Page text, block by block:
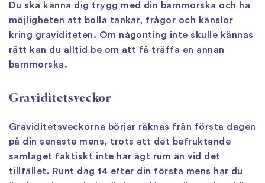
Du ska känna dig trygg med din barnmorska och ha
möjligheten att bolla tankar, frågor och känslor
kring graviditeten. Om någonting inte skulle kännas
rätt kan du alltid be om att få träffa en annan
barnmorska.
Graviditetsveckor
Graviditetsveckorna börjar räknas från första dagen
på din senaste mens, trots att det befruktande
samlaget faktiskt inte har ägt rum än vid det
tillfället. Runt dag 14 efter din första mens har du